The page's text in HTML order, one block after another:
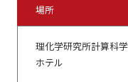
場所
理化学研究所計算科
ホテル